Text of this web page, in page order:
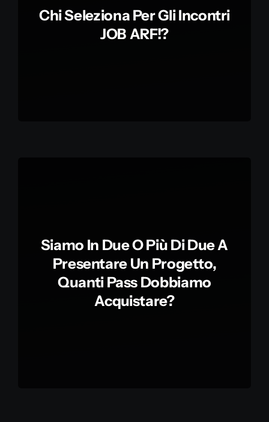
Chi Seleziona Per Gli Incontri
JOB ARF!?
Siamo In Due O Più Di Due A
Presentare Un Progetto,
Quanti Pass Dobbiamo
Acquistare?